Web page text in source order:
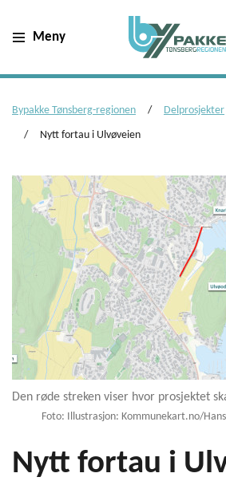
Meny
Bypakke Tønsberg-regionen Delprosjekter
Nytt fortau i Ulvøveien
Den røde streken viser hvor prosjektet
Foto: Illustrasjon: Kommunekart.no/
Nytt fortau i